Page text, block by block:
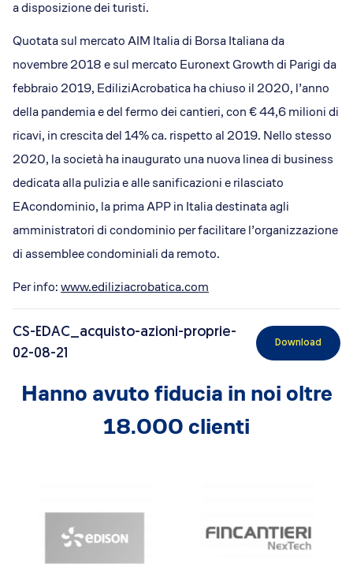
a disposizione dei turisti.
Quotata sul mercato AIM Italia di Borsa Italiana da
novembre 2018 e sul mercato Euronext Growth di Parigi da
febbraio 2019, EdiliziAcrobatica ha chiuso il 2020, l’anno
della pandemia e del fermo dei cantieri, con € 44,6 milioni di
ricavi, in crescita del 14% ca. rispetto al 2019. Nello stesso
2020, la società ha inaugurato una nuova linea di business
dedicata alla pulizia e alle sanificazioni e rilasciato
EAcondominio, la prima APP in Italia destinata agli
amministratori di condominio per facilitare l’organizzazione
di assemblee condominiali da remoto.
Per info:www.ediliziacrobatica.com
CS-EDAC_acquisto-azioni-proprie-
02-08-21
Download
Hanno avuto fiducia in noi oltre
18.000 clienti